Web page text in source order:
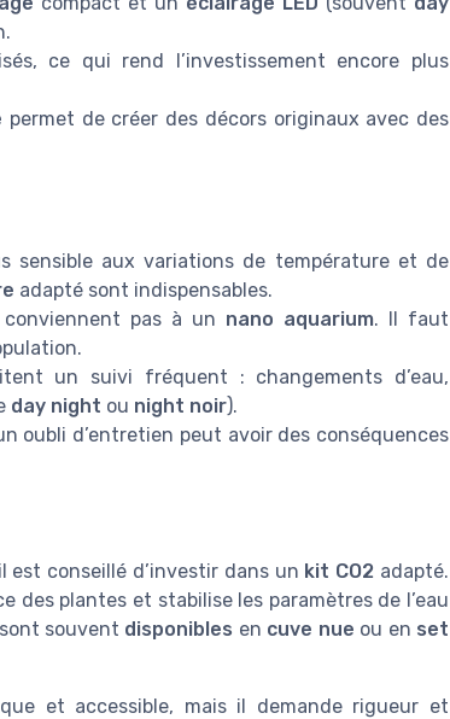
ce qui rend l’investissement encore plus
permet de créer des décors originaux avec des
sensible aux variations de température et de
adapté sont indispensables.
conviennent pas à un nano aquarium. Il faut
un suivi fréquent : changements d’eau,
day night ou night noir).
oubli d’entretien peut avoir des conséquences
est conseillé d’investir dans un kit CO2 adapté.
des plantes et stabilise les paramètres de l’eau
sont souvent disponibles en cuve nue ou en set
et accessible, mais il demande rigueur et